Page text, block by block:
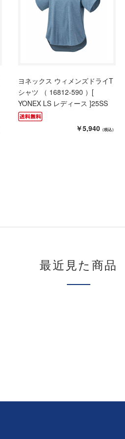
ヨネックス ウィメンズドライT
シャツ （ 16812-590 ）[
YONEX LS レディース ]25SS
￥5,940 （税込）
最近見た商品